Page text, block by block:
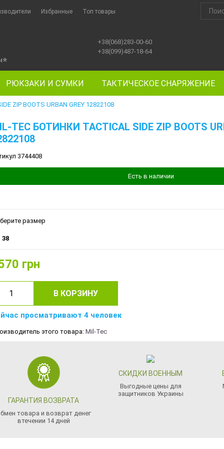
Избранные Топ товары
⭐
+38(068)283-00-60
+38(099)487-18-64
РЮКЗАКИ И СУМКИ ТАКТИЧЕСКОЕ СНАРЯЖЕНИЕ
ZIP BOOTS URBAN GREY 12822108
TEC БОТИНКИ TACTICAL SIDE ZIP BOOTS
3744408
Есть в наличии
размер
38
грн
В КОРЗИНУ
просматривают 4 человек
этого товара: Mil-Tec
ГАРАНТИЯ ВОЗВРАТА
товара и возврат денег
втечении 14 дней
СКИДКИ ВОЕННЫМ
Выгодные цены для
защитников Украины